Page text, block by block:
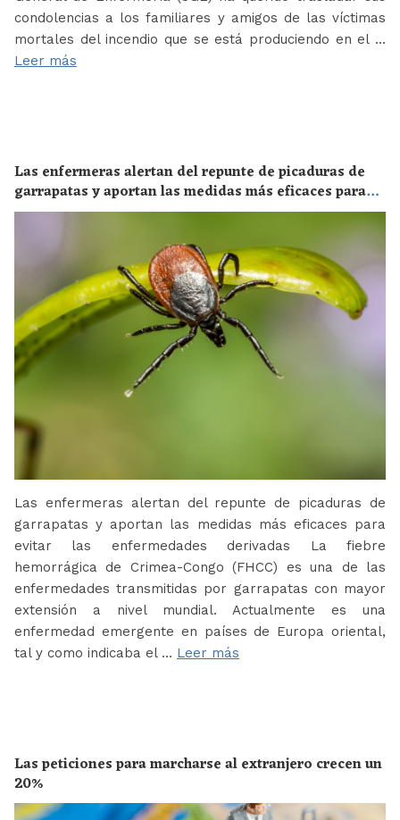
condolencias a los familiares y amigos de las víctimas
mortales del incendio que se está produciendo en el …
Leer más
Las enfermeras alertan del repunte de picaduras de
garrapatas y aportan las medidas más eficaces para
evitar las enfermedades derivadas
Las enfermeras alertan del repunte de picaduras de
garrapatas y aportan las medidas más eficaces para
evitar las enfermedades derivadas La fiebre
hemorrágica de Crimea-Congo (FHCC) es una de las
enfermedades transmitidas por garrapatas con mayor
extensión a nivel mundial. Actualmente es una
enfermedad emergente en países de Europa oriental,
tal y como indicaba el … Leer más
Las peticiones para marcharse al extranjero crecen un
20%